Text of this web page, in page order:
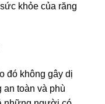
khỏe của răng
đó không gây dị
toàn và phù